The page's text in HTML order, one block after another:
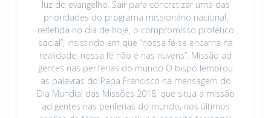
luz do evangelho. Sair para concretizar uma das
prioridades do programa missionário nacional,
refletida no dia de hoje, o compromisso profético
social”, insistindo em que “nossa fé se encarna na
realidade, nossa fé não é nas nuvens”. Missão ad
gentes nas periferias do mundo O bispo lembrou
as palavras do Papa Francisco na mensagem do
Dia Mundial das Missões 2018, que situa a missão
ad gentes nas periferias do mundo, nos últimos